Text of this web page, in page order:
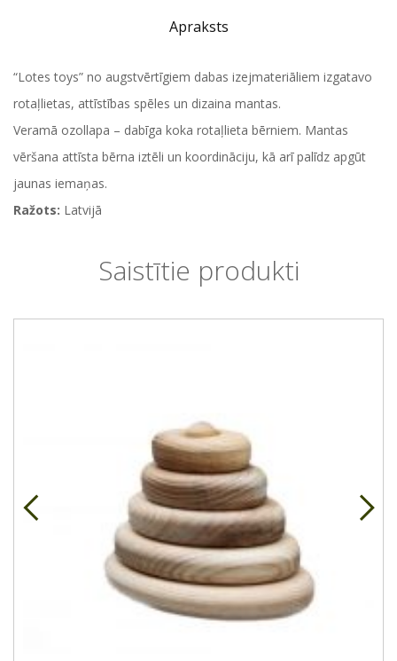
Apraksts
“Lotes toys” no augstvērtīgiem dabas izejmateriāliem izgatavo
rotaļlietas, attīstības spēles un dizaina mantas.
Veramā ozollapa – dabīga koka rotaļlieta bērniem. Mantas
vēršana attīsta bērna iztēli un koordināciju, kā arī palīdz apgūt
jaunas iemaņas.
Ražots: Latvijā
Saistītie produkti